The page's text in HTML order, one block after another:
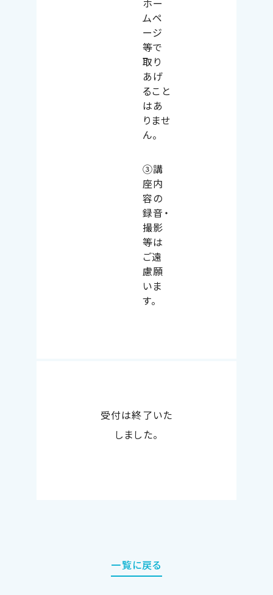
ホー
ムペ
ージ
等で
取り
あげ
ること
はあ
りませ
ん。
③講
座内
容の
録音・
撮影
等は
ご遠
慮願
いま
す。
受付は終了いた
しました。
一覧に戻る